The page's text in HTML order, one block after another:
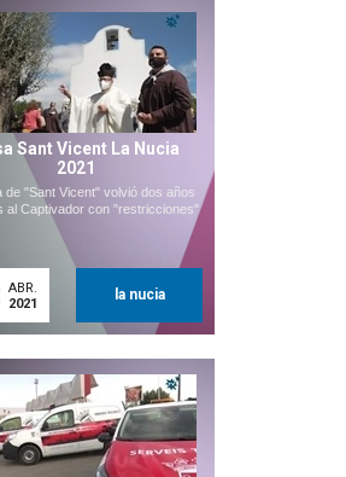
Sant Vicent La Nucia
2021
de "Sant Vicent" volvió dos años
al Captivador con "restricciones"
ABR.
2021
la nucia